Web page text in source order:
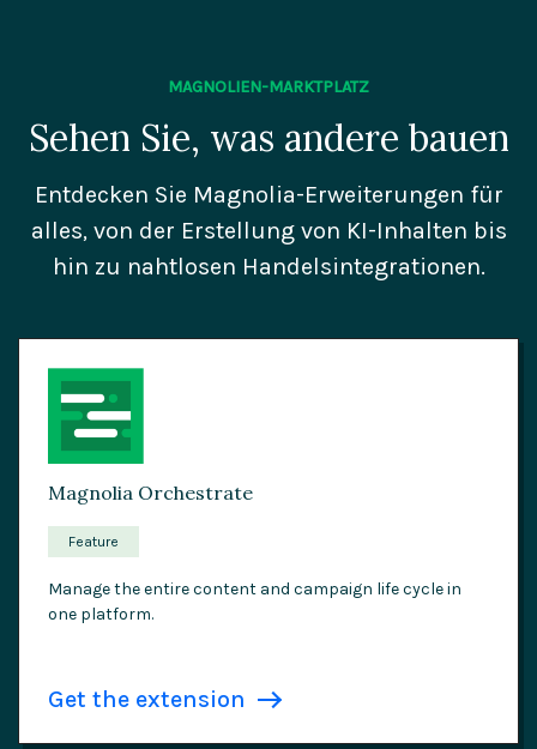
MAGNOLIEN-MARKTPLATZ
Sehen Sie, was andere bauen
Entdecken Sie Magnolia-Erweiterungen für
alles, von der Erstellung von KI-Inhalten bis
hin zu nahtlosen Handelsintegrationen.
Magnolia Orchestrate
Feature
Manage the entire content and campaign life cycle in
one platform.
Get the extension